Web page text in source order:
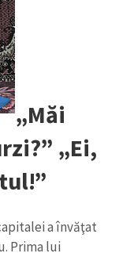
„Măi
„Ei,
a învăţat
Prima lui